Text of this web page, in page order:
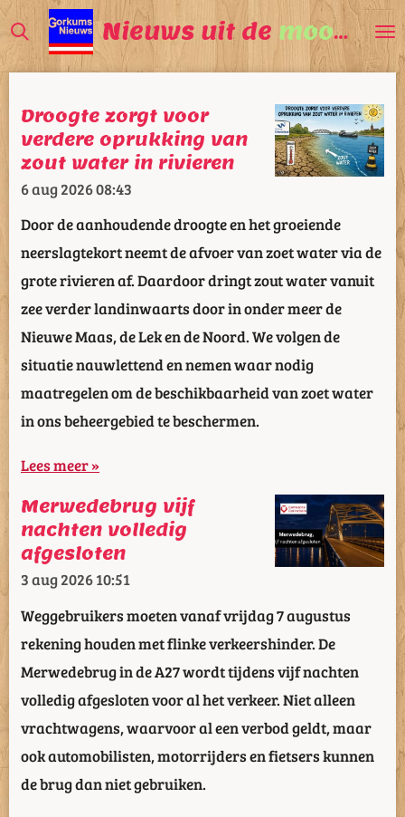
Ga
direct
naar
de
hoofdinhoud
Nieuws uit de mooiste
Droogte zorgt voor
verdere oprukking van
zout water in rivieren
6 aug 202608:43
Door de aanhoudende droogte en het groeiende
neerslagtekort neemt de afvoer van zoet water via de
grote rivieren af. Daardoor dringt zout water vanuit
zee verder landinwaarts door in onder meer de
Nieuwe Maas, de Lek en de Noord. We volgen de
situatie nauwlettend en nemen waar nodig
maatregelen om de beschikbaarheid van zoet water
in ons beheergebied te beschermen.
Lees meer »
Merwedebrug vijf
nachten volledig
afgesloten
3 aug 202610:51
Weggebruikers moeten vanaf vrijdag 7 augustus
rekening houden met flinke verkeershinder. De
Merwedebrug in de A27 wordt tijdens vijf nachten
volledig afgesloten voor al het verkeer. Niet alleen
vrachtwagens, waarvoor al een verbod geldt, maar
ook automobilisten, motorrijders en fietsers kunnen
de brug dan niet gebruiken.